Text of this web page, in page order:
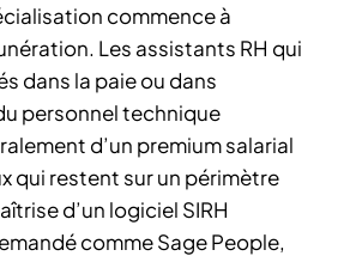
commence à
Les assistants RH qui
dans la paie ou dans
personnel technique
d’un premium salarial
qui restent sur un périmètre
d’un logiciel SIRH
comme Sage People,